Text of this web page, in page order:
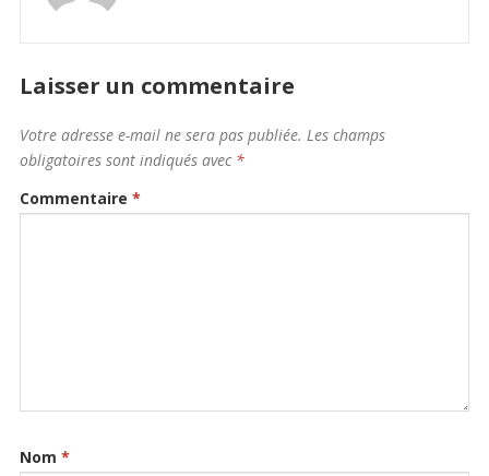
Laisser un commentaire
Votre adresse e-mail ne sera pas publiée. Les champs
obligatoires sont indiqués avec *
Commentaire *
Nom *